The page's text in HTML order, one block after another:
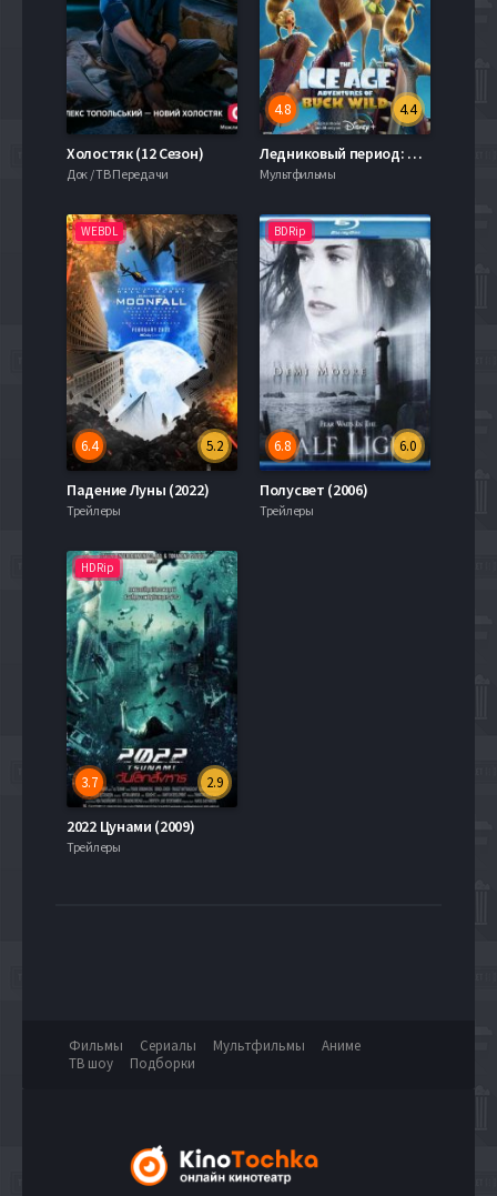
Холостяк (12 Сезон)
Док / ТВ Передачи
4.4
4.8
Ледниковый период: Приключения Бака (2022)
Мультфильмы
WEBDL
5.2
6.4
Падение Луны (2022)
Трейлеры
BDRip
6.0
6.8
Полусвет (2006)
Трейлеры
HDRip
2.9
3.7
2022 Цунами (2009)
Трейлеры
Фильмы Сериалы Мультфильмы
Аниме
ТВ шоу
Подборки